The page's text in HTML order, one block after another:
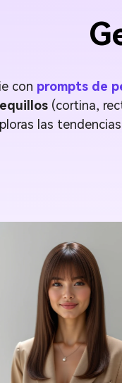
con prompts de
(cortina,
las